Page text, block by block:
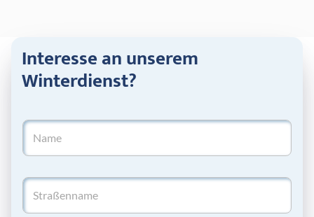
Interesse an unserem
Winterdienst?